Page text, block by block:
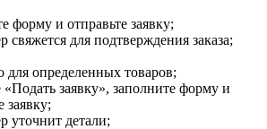
форму и отправьте заявку;
свяжется для подтверждения заказа;
для определенных товаров;
заявку», заполните форму и
заявку;
уточнит детали;